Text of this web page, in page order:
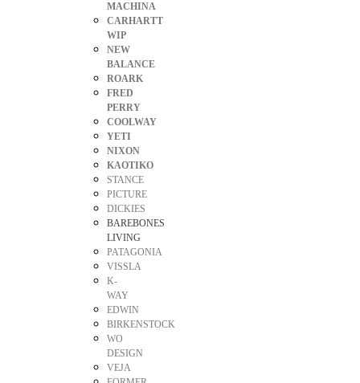
MACHINA
CARHARTT
WIP
NEW
BALANCE
ROARK
FRED
PERRY
COOLWAY
YETI
NIXON
KAOTIKO
STANCE
PICTURE
DICKIES
BAREBONES
LIVING
PATAGONIA
VISSLA
K-
WAY
EDWIN
BIRKENSTOCK
WO
DESIGN
VEJA